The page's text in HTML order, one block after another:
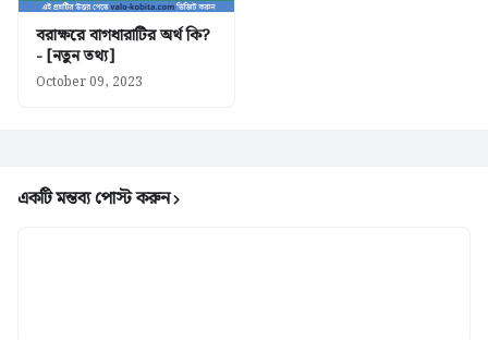
বরাক্ষরে বাগধারাটির অর্থ কি?
- [নতুন তথ্য]
October 09, 2023
একটি মন্তব্য পোস্ট করুন